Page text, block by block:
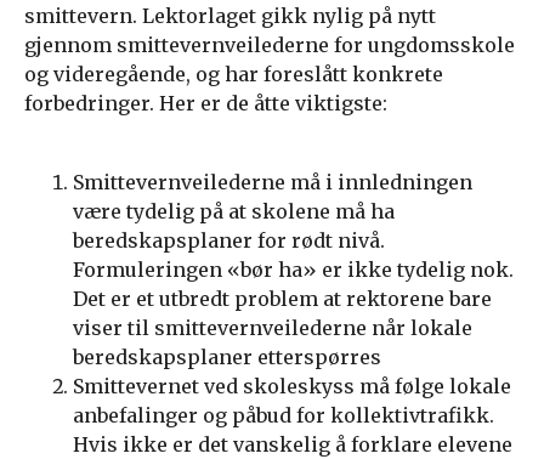
smittevern. Lektorlaget gikk nylig på nytt
gjennom smittevernveilederne for ungdomsskole
og videregående, og har foreslått konkrete
forbedringer. Her er de åtte viktigste:
Smittevernveilederne må i innledningen
være tydelig på at skolene må ha
beredskapsplaner for rødt nivå.
Formuleringen «bør ha» er ikke tydelig nok.
Det er et utbredt problem at rektorene bare
viser til smittevernveilederne når lokale
beredskapsplaner etterspørres
Smittevernet ved skoleskyss må følge lokale
anbefalinger og påbud for kollektivtrafikk.
Hvis ikke er det vanskelig å forklare elevene